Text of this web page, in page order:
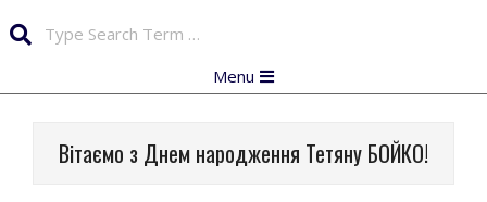
Navigation
Menu
Вітаємо з Днем народження Тетяну БОЙКО!